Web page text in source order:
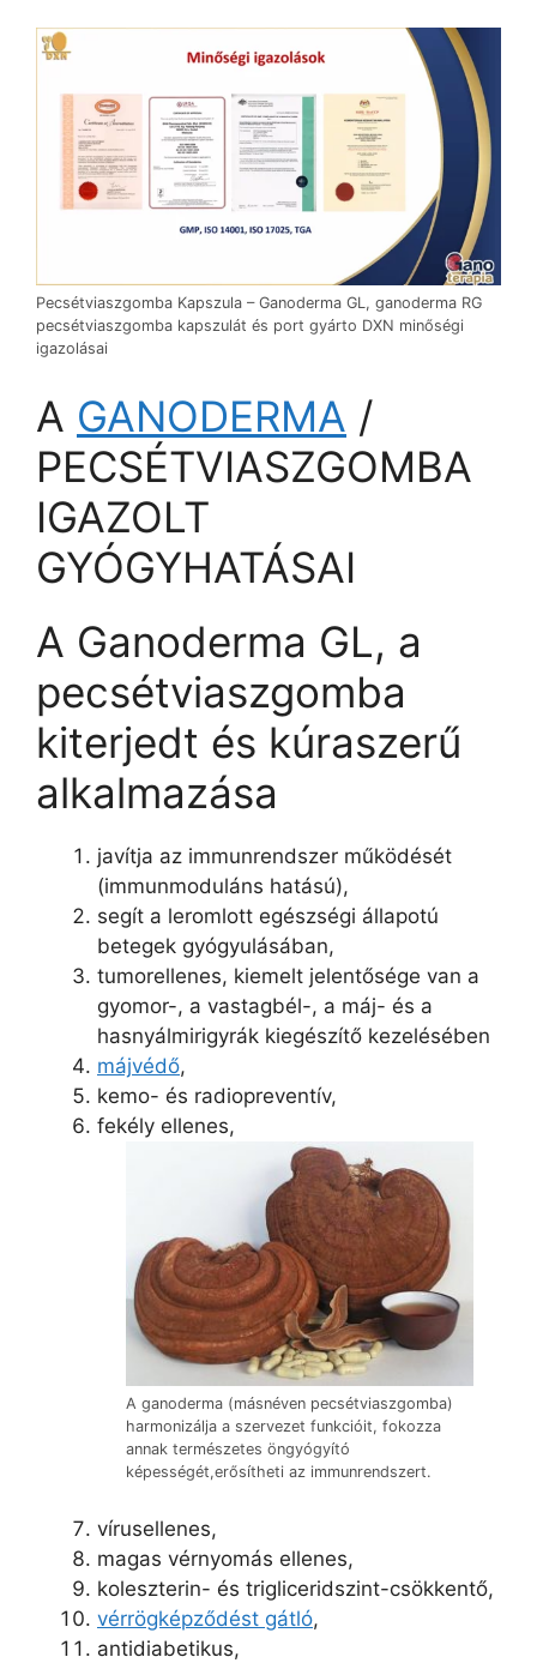
Pecsétviaszgomba Kapszula – Ganoderma GL, ganoderma RG
pecsétviaszgomba kapszulát és port gyárto DXN minőségi
igazolásai
A GANODERMA /
PECSÉTVIASZGOMBA
IGAZOLT
GYÓGYHATÁSAI
A Ganoderma GL, a
pecsétviaszgomba
kiterjedt és kúraszerű
alkalmazása
javítja az immunrendszer működését
(immunmoduláns hatású),
segít a leromlott egészségi állapotú
betegek gyógyulásában,
tumorellenes, kiemelt jelentősége van a
gyomor-, a vastagbél-, a máj- és a
hasnyálmirigyrák kiegészítő kezelésében
májvédő,
kemo- és radiopreventív,
fekély ellenes,
A ganoderma (másnéven pecsétviaszgomba)
harmonizálja a szervezet funkcióit, fokozza
annak természetes öngyógyító
képességét,erősítheti az immunrendszert.
vírusellenes,
magas vérnyomás ellenes,
koleszterin- és trigliceridszint-csökkentő,
vérrögképződést gátló,
antidiabetikus,